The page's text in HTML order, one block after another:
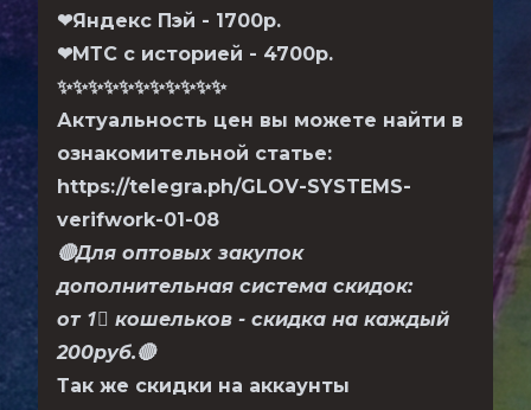
❤Яндекс Пэй - 1700р.
❤МТС с историей - 4700р.
✨✨✨✨✨✨✨✨✨✨✨
Актуальность цен вы можете найти в
ознакомительной статье:
https://telegra.ph/GLOV-SYSTEMS-
verifwork-01-08
🔴Для оптовых закупок
дополнительная система скидок:
от 1⃣ кошельков - скидка на каждый
200руб.🔴
Так же скидки на аккаунты